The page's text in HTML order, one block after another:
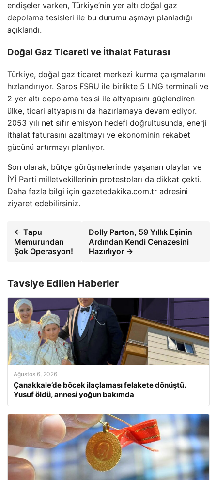
endişeler varken, Türkiye’nin yer altı doğal gaz
depolama tesisleri ile bu durumu aşmayı planladığı
açıklandı.
Doğal Gaz Ticareti ve İthalat Faturası
Türkiye, doğal gaz ticaret merkezi kurma çalışmalarını
hızlandırıyor. Saros FSRU ile birlikte 5 LNG terminali ve
2 yer altı depolama tesisi ile altyapısını güçlendiren
ülke, ticari altyapısını da hazırlamaya devam ediyor.
2053 yılı net sıfır emisyon hedefi doğrultusunda, enerji
ithalat faturasını azaltmayı ve ekonominin rekabet
gücünü artırmayı planlıyor.
Son olarak, bütçe görüşmelerinde yaşanan olaylar ve
İYİ Parti milletvekillerinin protestoları da dikkat çekti.
Daha fazla bilgi için gazetedakika.com.tr adresini
ziyaret edebilirsiniz.
← Tapu
Memurundan
Şok Operasyon!
Dolly Parton, 59 Yıllık Eşinin
Ardından Kendi Cenazesini
Hazırlıyor →
Tavsiye Edilen Haberler
Ağustos 6, 2026
Çanakkale’de böcek ilaçlaması felakete dönüştü.
Yusuf öldü, annesi yoğun bakımda